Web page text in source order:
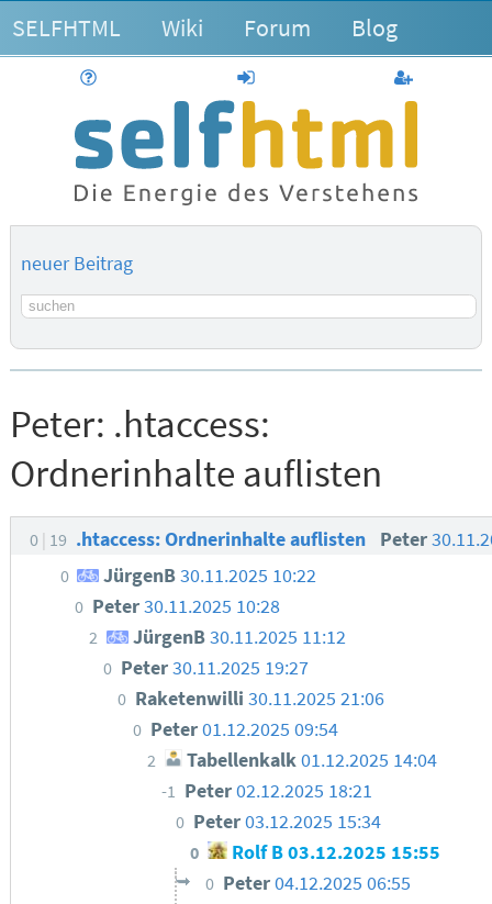
SELFHTML Wiki Forum Blog
anmelden
neuer Beitrag
Suchbegriff
Peter: .htaccess:
Ordnerinhalte auflisten
0 19 .htaccess: Ordnerinhalte auflisten Peter
0 JürgenB 30.11.2025 10:22
0 Peter30.11.2025 10:28
2 JürgenB30.11.2025 11:12
0 Peter30.11.2025 19:27
0 Raketenwilli30.11.2025 21:06
0 Peter01.12.2025 09:54
2 Tabellenkalk 01.12.2025 14:04
-1 Peter02.12.2025 18:21
0 Peter03.12.2025 15:34
0 Rolf B03.12.2025 15:55
0 Peter04.12.2025 06:55